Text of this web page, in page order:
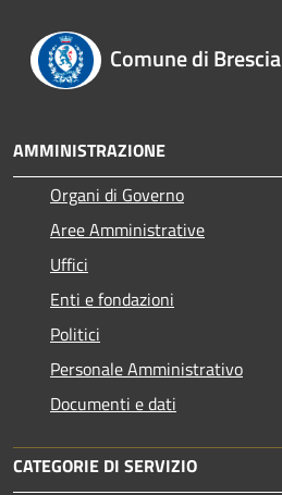
Comune di Brescia
AMMINISTRAZIONE
Organi di Governo
Aree Amministrative
Uffici
Enti e fondazioni
Politici
Personale Amministrativo
Documenti e dati
CATEGORIE DI SERVIZIO